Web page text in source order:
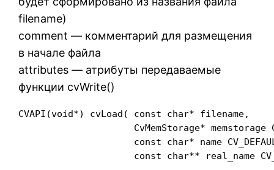
filename)
comment — комментарий для размещения
в начале файла
attributes — атрибуты передаваемые
функции cvWrite()
CVAPI(void*) cvLoad( const char* filename,
CvMemStorage* memstorage
const char* name
const char** real_name